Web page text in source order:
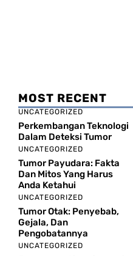
MOST RECENT
UNCATEGORIZED
Perkembangan Teknologi
Dalam Deteksi Tumor
UNCATEGORIZED
Tumor Payudara: Fakta
Dan Mitos Yang Harus
Anda Ketahui
UNCATEGORIZED
Tumor Otak: Penyebab,
Gejala, Dan
Pengobatannya
UNCATEGORIZED